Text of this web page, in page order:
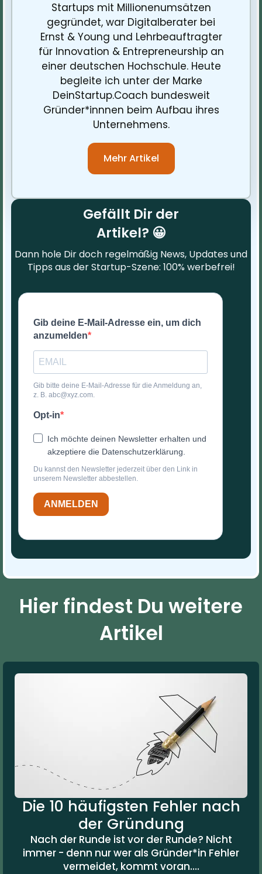
Startups mit Millionenumsätzen
gegründet, war Digitalberater bei
Ernst & Young und Lehrbeauftragter
für Innovation & Entrepreneurship an
einer deutschen Hochschule. Heute
begleite ich unter der Marke
DeinStartup.Coach bundesweit
Gründer*innnen beim Aufbau ihres
Unternehmens.
Mehr Artikel
Gefällt Dir der
Artikel? 😀
Dann hole Dir doch regelmäßig News, Updates und
Tipps aus der Startup-Szene: 100% werbefrei!
Gib deine E-Mail-Adresse ein, um dich
anzumelden
Gib bitte deine E-Mail-Adresse für die Anmeldung an,
z. B. abc@xyz.com.
Opt-in
Ich möchte deinen Newsletter erhalten und
akzeptiere die Datenschutzerklärung.
Du kannst den Newsletter jederzeit über den Link in
unserem Newsletter abbestellen.
ANMELDEN
Hier findest Du weitere
Artikel
Die 10 häufigsten Fehler nach
der Gründung
Nach der Runde ist vor der Runde? Nicht
immer - denn nur wer als Gründer*in Fehler
vermeidet, kommt voran....